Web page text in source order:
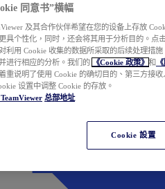
同意书”横幅
及其合作伙伴希望在您的设备上存放
具个性化，同时，还会将其用于分析目的。点
利用 Cookie 收集的数据所采取的后续处理措
进行相应的分析。我们的
《Cookie 政策》 和
重说明了使用 Cookie 的确切目的、第三方接
设置中调整 Cookie 的存放。
总部地址
Cookie 設置